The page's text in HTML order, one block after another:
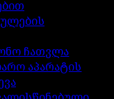
ჩათვლა
აპარატის